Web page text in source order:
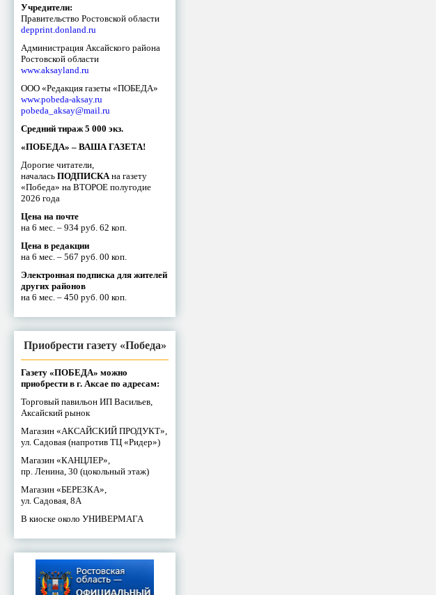
Учредители:
Правительство Ростовской области
depprint.donland.ru
Администрация Аксайского района
Ростовской области
www.aksayland.ru
ООО «Редакция газеты «ПОБЕДА»
www.pobeda-aksay.ru
pobeda_aksay@mail.ru
Средний тираж 5 000 экз.
«ПОБЕДА» – ВАША ГАЗЕТА!
Дорогие читатели,
началась ПОДПИСКАна газету
«Победа» на ВТОРОЕ полугодие
2026 года
Цена на почте
на 6 мес. – 934 руб. 62 коп.
Цена в редакции
на 6 мес. – 567 руб. 00 коп.
Электронная подписка для жителей
других районов
на 6 мес. – 450 руб. 00 коп.
Приобрести газету «Победа»
Газету «ПОБЕДА» можно
приобрести в г. Аксае по адресам:
Торговый павильон ИП Васильев,
Аксайский рынок
Магазин «АКСАЙСКИЙ ПРОДУКТ»,
ул. Садовая (напротив ТЦ «Ридер»)
Магазин «КАНЦЛЕР»,
пр. Ленина, 30 (цокольный этаж)
Магазин «БЕРЕЗКА»,
ул. Садовая, 8А
В киоске около УНИВЕРМАГА